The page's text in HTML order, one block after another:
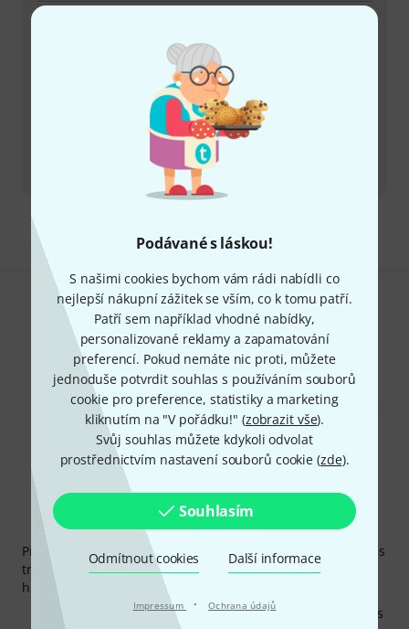
Podávané s láskou!
S našimi cookies bychom vám rádi nabídli co
nejlepší nákupní zážitek se vším, co k tomu patří.
Patří sem například vhodné nabídky,
personalizované reklamy a zapamatování
preferencí. Pokud nemáte nic proti, můžete
jednoduše potvrdit souhlas s používáním souborů
cookie pro preference, statistiky a marketing
kliknutím na "V pořádku!" (zobrazit vše).
Svůj souhlas můžete kdykoli odvolat
prostřednictvím nastavení souborů cookie (zde).
Souhlasím
Odmítnout cookies Další informace
Impressum · Ochrana údajů
Více možností kontaktu
Všechny kontakty
Líbí se Vám, co vidíte?
Sdílet Nápověda a zpětná vazba
Thomann newsletter
Přihlaste se k odběru Thomann newsletteru v angličtině a s
trochou štěstí vyhrajte jeden z
50 dárkových kupónů
hodnotě
Inspirativní příspěvky
Nabídky Thomann Insights